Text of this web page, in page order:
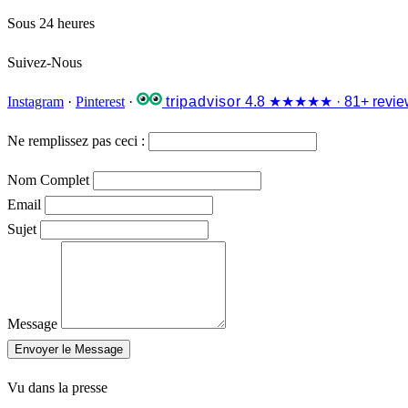
Sous 24 heures
Suivez-Nous
Instagram · Pinterest · tripadvisor 4.8 ★★★★★ · 81+
Ne remplissez pas ceci :
Nom Complet
Email
Sujet
Message
Envoyer le Message
Vu dans la presse